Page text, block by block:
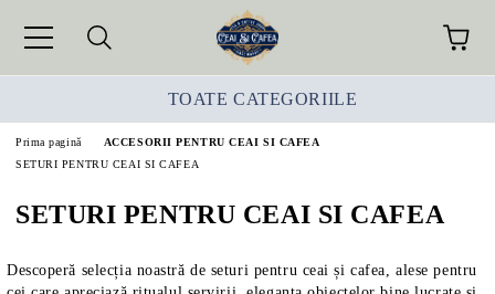
TOATE CATEGORIILE
Prima pagină
ACCESORII PENTRU CEAI SI CAFEA
SETURI PENTRU CEAI SI CAFEA
SETURI PENTRU CEAI SI CAFEA
Descoperă selecția noastră de seturi pentru ceai și cafea, alese pentru